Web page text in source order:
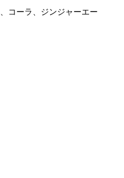
コーラ、ジンジャーエー